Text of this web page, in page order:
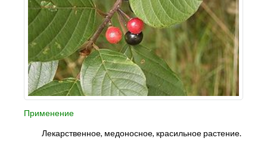
Применение
Лекарственное, медоносное, красильное растение.